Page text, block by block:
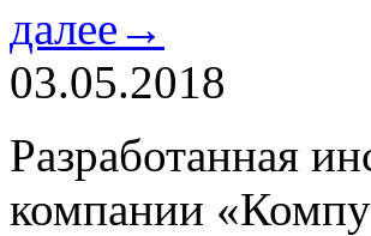
далее→
03.05.2018
Разработанная
компании